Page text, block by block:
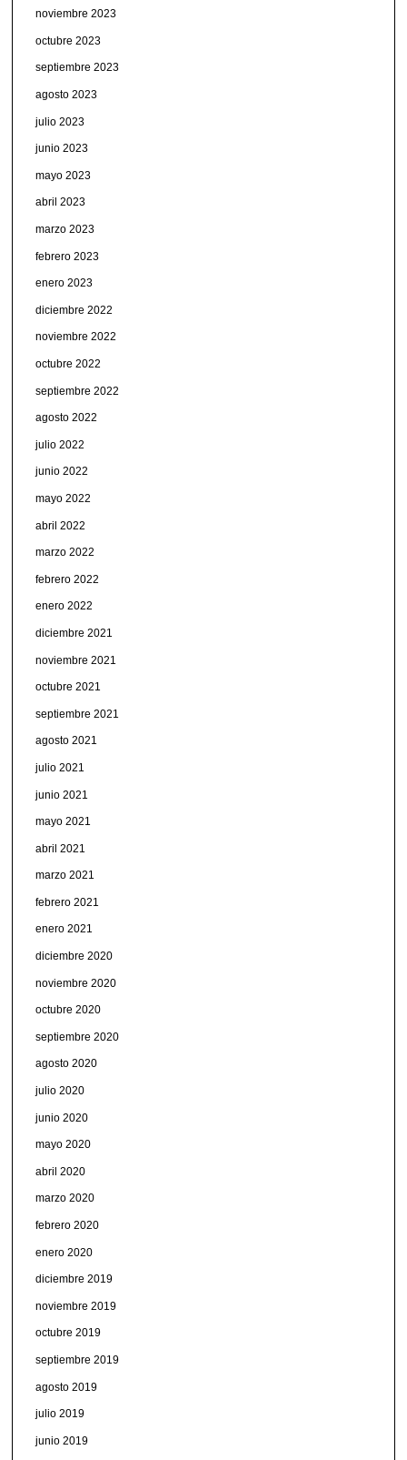
noviembre 2023
octubre 2023
septiembre 2023
agosto 2023
julio 2023
junio 2023
mayo 2023
abril 2023
marzo 2023
febrero 2023
enero 2023
diciembre 2022
noviembre 2022
octubre 2022
septiembre 2022
agosto 2022
julio 2022
junio 2022
mayo 2022
abril 2022
marzo 2022
febrero 2022
enero 2022
diciembre 2021
noviembre 2021
octubre 2021
septiembre 2021
agosto 2021
julio 2021
junio 2021
mayo 2021
abril 2021
marzo 2021
febrero 2021
enero 2021
diciembre 2020
noviembre 2020
octubre 2020
septiembre 2020
agosto 2020
julio 2020
junio 2020
mayo 2020
abril 2020
marzo 2020
febrero 2020
enero 2020
diciembre 2019
noviembre 2019
octubre 2019
septiembre 2019
agosto 2019
julio 2019
junio 2019